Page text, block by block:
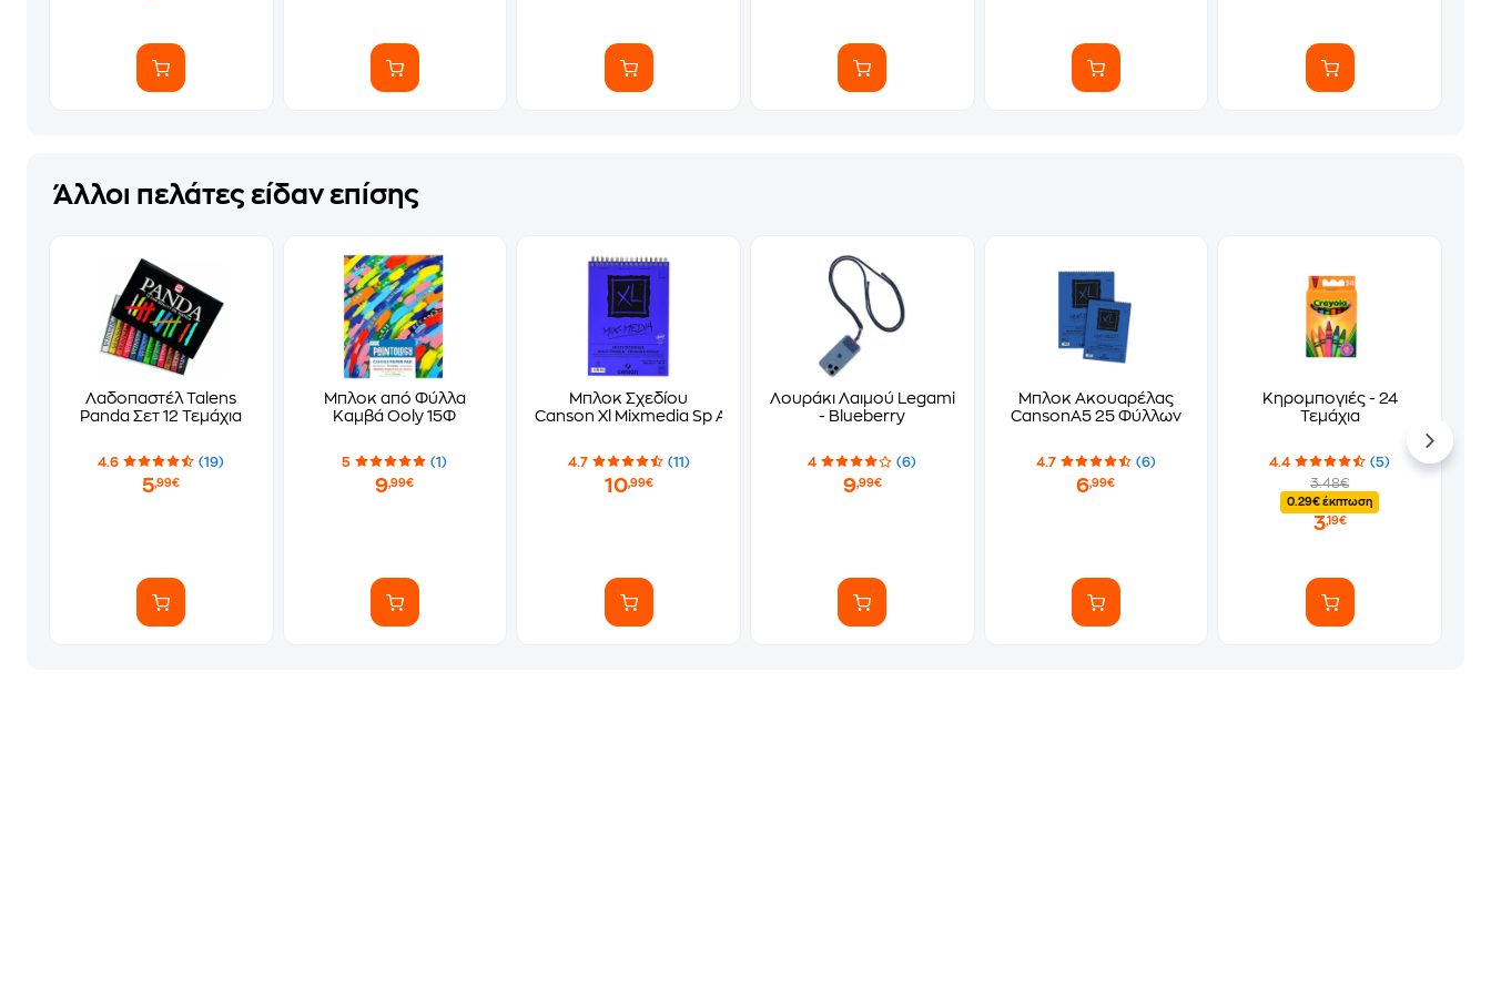
Άλλοι πελάτες είδαν επίσης
Λαδοπαστέλ Talens
Panda Σετ 12 Τεμάχια
4.6 (19)
5,99€
Μπλοκ από Φύλλα
Καμβά Ooly 15Φ
5 (1)
9,99€
Μπλοκ Σχεδίου
Canson Xl Mixmedia Sp Α4 30 Φύλλων
4.7 (11)
10,99€
Λουράκι Λαιμού Legami
- Blueberry
4 (6)
9,99€
Μπλοκ Ακουαρέλας
CansonA5 25 Φύλλων
4.7 (6)
6,99€
Κηρομπογιές - 24
Τεμάχια
4.4
(5)
3.48€
0.29€ έκπτωση
3,19€